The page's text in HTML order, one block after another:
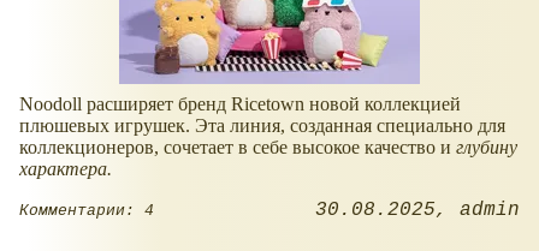
Noodoll расширяет бренд Ricetown новой коллекцией
плюшевых игрушек. Эта линия, созданная специально для
коллекционеров, сочетает в себе высокое качество и глубину
характера.
Комментарии: 4 30.08.2025 admin